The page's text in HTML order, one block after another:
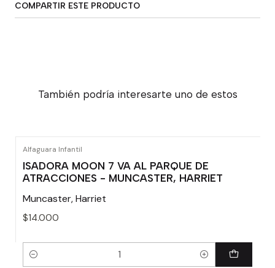
COMPARTIR ESTE PRODUCTO
También podría interesarte uno de estos
Alfaguara Infantil
ISADORA MOON 7 VA AL PARQUE DE
ATRACCIONES - MUNCASTER, HARRIET
Muncaster, Harriet
$14.000
Cantidad